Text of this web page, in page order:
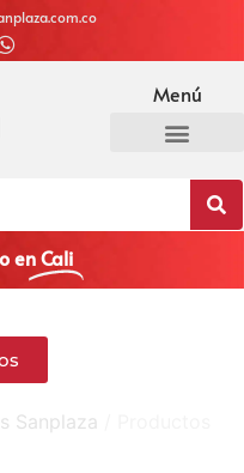
Menú
en Cali
Sanplaza